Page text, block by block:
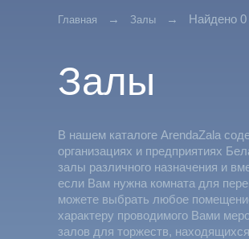
Главная Залы Найдено 0
Залы
В нашем каталоге ArendaZala
организациях и предприятиях
залы различного назначения и
если Вам нужна комната для
можете выбрать любое
характеру проводимого Вами
залов для торжеств,